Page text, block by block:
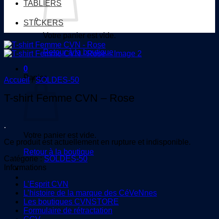
Votre panier est vide.
Retour à la boutique
0
Panier
Votre panier est vide.
Retour à la boutique
TABLIERS
STICKERS
Accueil / SOLDES-50
T-shirt Femme CVN – Rose
.
Ce produit est actuellement en rupture et indisponible.
Catégorie : SOLDES-50
Informations
L’Esprit CVN
L’histoire de la marque des CéVeNnes
Les boutiques CVNSTORE
Formulaire de rétractation